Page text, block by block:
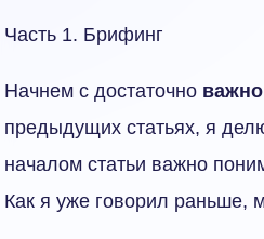
Часть 1. Брифинг
Начнем с достаточно
предыдущих статьях, я
началом статьи важно
Как я уже говорил раньше,